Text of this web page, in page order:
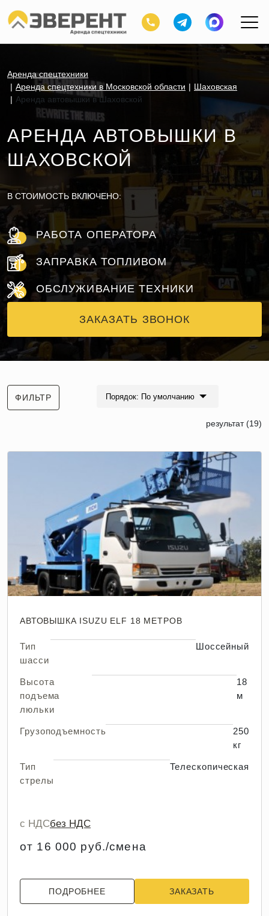
Аренда спецтехники
Аренда спецтехники в Московской области
Шаховская
Аренда автовышки в Шаховской
АРЕНДА АВТОВЫШКИ В
ШАХОВСКОЙ
В СТОИМОСТЬ ВКЛЮЧЕНО:
РАБОТА ОПЕРАТОРА
ЗАПРАВКА ТОПЛИВОМ
ОБСЛУЖИВАНИЕ ТЕХНИКИ
ЗАКАЗАТЬ ЗВОНОК
ФИЛЬТР Порядок: По умолчанию
результат (19)
АВТОВЫШКА ISUZU ELF 18 МЕТРОВ
Тип
шасси
Шоссейный
Высота
подъема
люльки
18
м
Грузоподъемность
250
кг
Тип
стрелы
Телескопическая
с НДСбез НДС
от 16 000 руб./смена
ПОДРОБНЕЕ ЗАКАЗАТЬ